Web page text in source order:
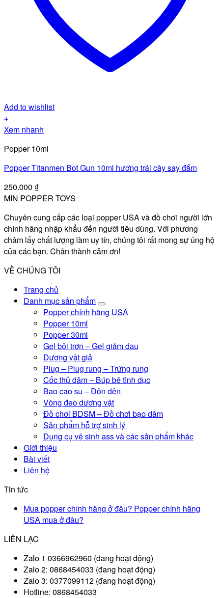
Add to wishlist
+
Xem nhanh
Popper 10ml
Popper Titanmen Bot Gun 10ml hương trái cây say đắm
250.000 ₫
MIN POPPER TOYS
Chuyên cung cấp các loại popper USA và đồ chơi người lớn
chính hãng nhập khẩu đến người tiêu dùng. Với phương
châm lấy chất lượng làm uy tín, chúng tôi rất mong sự ủng hộ
của các bạn. Chân thành cảm ơn!
VỀ CHÚNG TÔI
Trang chủ
Danh mục sản phẩm
Popper chính hãng USA
Popper 10ml
Popper 30ml
Gel bôi trơn – Gel giảm đau
Dương vật giả
Plug – Plug rung – Trứng rung
Cốc thủ dâm – Búp bê tình dục
Bao cao su – Đôn dên
Vòng đeo dương vật
Đồ chơi BDSM – Đồ chơi bạo dâm
Sản phẩm hỗ trợ sinh lý
Dụng cụ vệ sinh ass và các sản phẩm khác
Giới thiệu
Bài viết
Liên hệ
Tin tức
Mua popper chính hãng ở đâu? Popper chính hãng
USA mua ở đâu?
LIÊN LẠC
Zalo 1 0366962960 (đang hoạt động)
Zalo 2: 0868454033 (đang hoạt động)
Zalo 3: 0377099112 (đang hoạt động)
Hotline: 0868454033